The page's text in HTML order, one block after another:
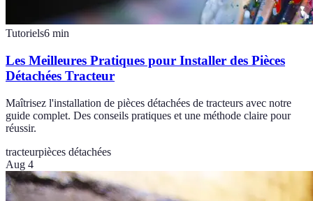
Tutoriels6 min
Les Meilleures Pratiques pour Installer des Pièces
Détachées Tracteur
Maîtrisez l'installation de pièces détachées de tracteurs avec notre
guide complet. Des conseils pratiques et une méthode claire pour
réussir.
tracteurpièces détachées
Aug 4